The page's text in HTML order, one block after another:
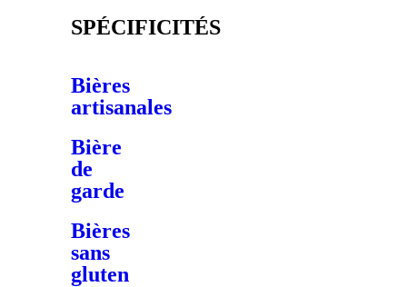
SPÉCIFICITÉS
Bières
artisanales
Bière
de
garde
Bières
sans
gluten